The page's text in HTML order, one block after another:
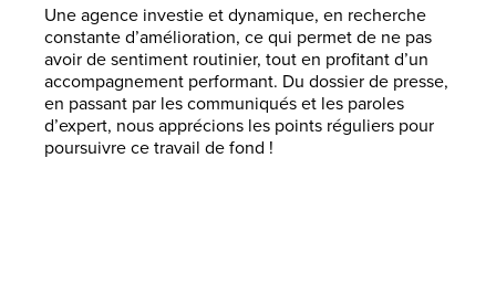
Une agence investie et dynamique, en recherche
constante d’amélioration, ce qui permet de ne pas
avoir de sentiment routinier, tout en profitant d’un
accompagnement performant. Du dossier de presse,
en passant par les communiqués et les paroles
d’expert, nous apprécions les points réguliers pour
poursuivre ce travail de fond !